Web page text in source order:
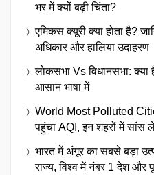
भर में क्यों बढ़ी चिंता?
एमिकस क्यूरी क्या होता है?
अधिकार और हालिया उदाहरण
लोकसभा Vs विधानसभा: क्या
आसान भाषा में
World Most Polluted
पहुंचा AQI, इन शहरों में सांस
भारत में अंगूर का सबसे बड़ा
राज्य, विश्व में नंबर 1 देश और